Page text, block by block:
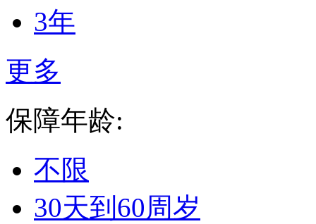
3年
更多
保障年龄:
不限
30天到60周岁